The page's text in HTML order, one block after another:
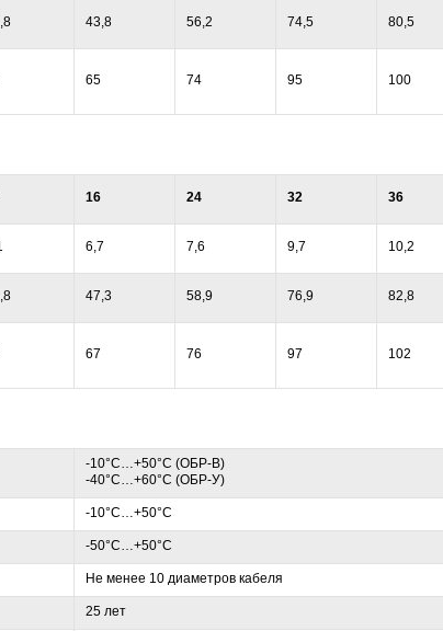
43,8 56,2 74,5 80,5
65 74 95 100
16 24 32 36
6,7 7,6 9,7 10,2
47,3 58,9 76,9 82,8
67 76 97 102
-10°С…+50°С (ОБР-В)
-40°С…+60°С (ОБР-У)
-10°С…+50°С
-50°С…+50°С
Не менее 10 диаметров кабеля
25 лет